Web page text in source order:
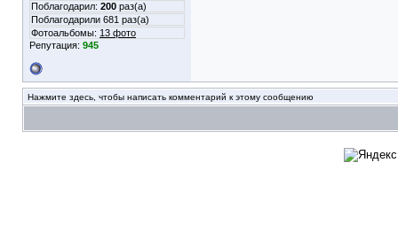
Поблагодарил: 200 раз(а)
Поблагодарили 681 раз(а)
Фотоальбомы: 13 фото
Репутация: 945
Нажмите здесь, чтобы написать комментарий к этому сообщению